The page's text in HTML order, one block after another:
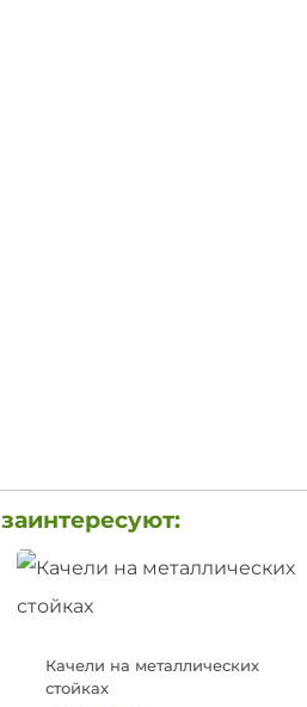
Качели на металлических
стойках